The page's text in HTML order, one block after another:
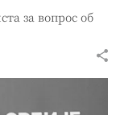
за вопрос об